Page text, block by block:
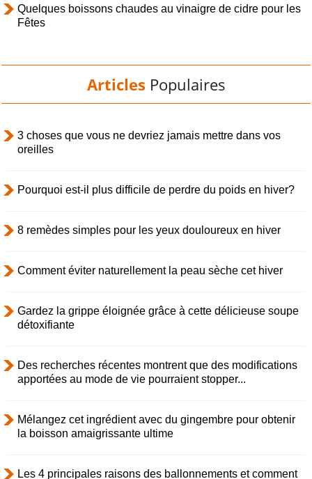
Quelques boissons chaudes au vinaigre de cidre pour les
Fêtes
Articles Populaires
3 choses que vous ne devriez jamais mettre dans vos
oreilles
Pourquoi est-il plus difficile de perdre du poids en hiver?
8 remèdes simples pour les yeux douloureux en hiver
Comment éviter naturellement la peau sèche cet hiver
Gardez la grippe éloignée grâce à cette délicieuse soupe
détoxifiante
Des recherches récentes montrent que des modifications
apportées au mode de vie pourraient stopper...
Mélangez cet ingrédient avec du gingembre pour obtenir
la boisson amaigrissante ultime
Les 4 principales raisons des ballonnements et comment